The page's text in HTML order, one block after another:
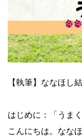
【執筆】ななほし
はじめに：「うま
こんにちは。なな